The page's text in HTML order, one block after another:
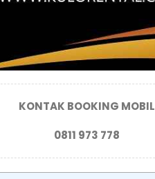
KONTAK BOOKING MOBIL
0811 973 778